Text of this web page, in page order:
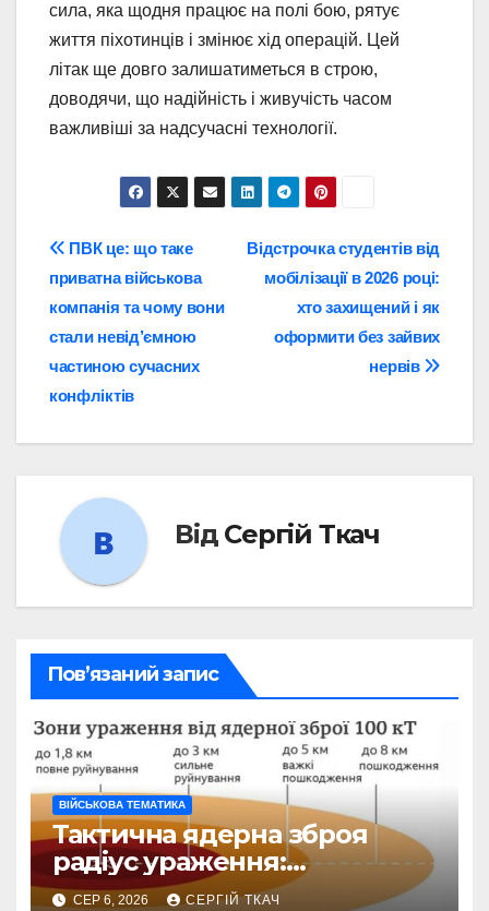
сила, яка щодня працює на полі бою, рятує
життя піхотинців і змінює хід операцій. Цей
літак ще довго залишатиметься в строю,
доводячи, що надійність і живучість часом
важливіші за надсучасні технології.
Навігація
записів
Відстрочка студентів від
мобілізації в 2026 році:
хто захищений і як
оформити без зайвих
нервів
ПВК це: що таке
приватна військова
компанія та чому вони
стали невід’ємною
частиною сучасних
конфліктів
Від Сергій Ткач
Пов’язаний запис
ВІЙСЬКОВА ТЕМАТИКА
Тактична ядерна зброя
радіус ураження:
детальний розбір зон
СЕР 6, 2026 СЕРГІЙ ТКАЧ